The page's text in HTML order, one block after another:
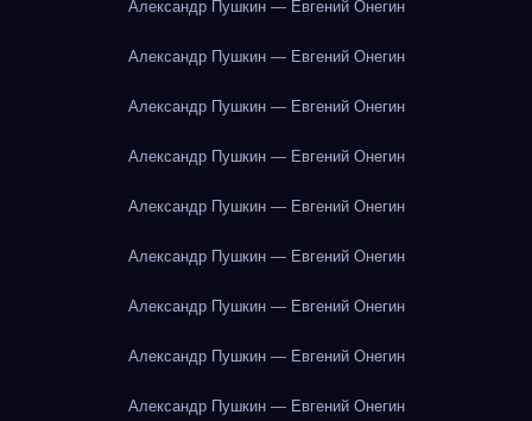
Александр Пушкин — Евгений Онегин
Александр Пушкин — Евгений Онегин
Александр Пушкин — Евгений Онегин
Александр Пушкин — Евгений Онегин
Александр Пушкин — Евгений Онегин
Александр Пушкин — Евгений Онегин
Александр Пушкин — Евгений Онегин
Александр Пушкин — Евгений Онегин
Александр Пушкин — Евгений Онегин